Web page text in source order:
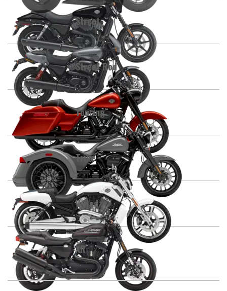
Street
Street Rod
Touring
Trike
V-Rod
XR